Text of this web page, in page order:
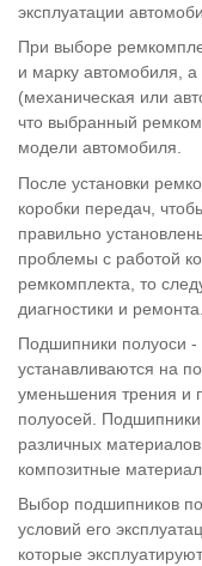
эксплуатации
При выборе
и марку автомобиля, а
(механическая или
что выбранный
модели автомобиля.
После установки
коробки передач,
правильно
проблемы с работой
ремкомплекта, то
диагностики и ремонта.
Подшипники полуоси -
устанавливаются на
уменьшения трения и
полуосей. Подшипники
различных
композитные
Выбор подшипников
условий его
которые